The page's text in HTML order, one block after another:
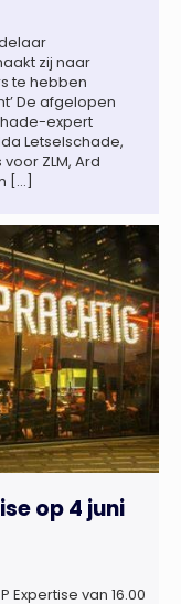
zij naar
te hebben
De afgelopen
expert
Letselschade,
ZLM, Ard
[…]
op 4 juni
Expertise van 16.00